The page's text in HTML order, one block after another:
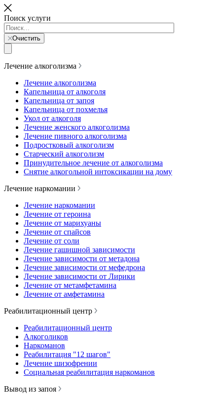
Поиск услуги
Очистить
Лечение алкоголизма
Лечение алкоголизма
Капельница от алкоголя
Капельница от запоя
Капельница от похмелья
Укол от алкоголя
Лечение женского алкоголизма
Лечение пивного алкоголизма
Подростковый алкоголизм
Старческий алкоголизм
Принудительное лечение от алкоголизма
Снятие алкогольной интоксикации на дому
Лечение наркомании
Лечение наркомании
Лечение от героина
Лечение от марихуаны
Лечение от спайсов
Лечение от соли
Лечение гашишной зависимости
Лечение зависимости от метадона
Лечение зависимости от мефедрона
Лечение зависимости от Лирики
Лечение от метамфетамина
Лечение от амфетамина
Реабилитационный центр
Реабилитационный центр
Алкоголиков
Наркоманов
Реабилитация "12 шагов"
Лечение шизофрении
Социальная реабилитация наркоманов
Вывод из запоя